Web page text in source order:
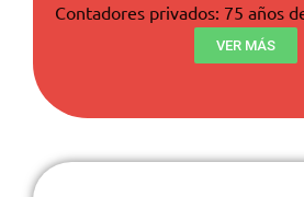
Contadores privados: 75 años
VER MÁS